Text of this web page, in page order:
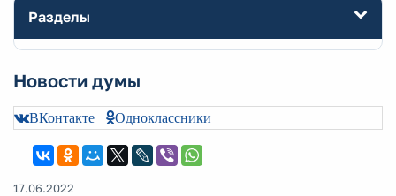
Разделы
Новости думы
ВКонтакте Одноклассники
17.06.2022